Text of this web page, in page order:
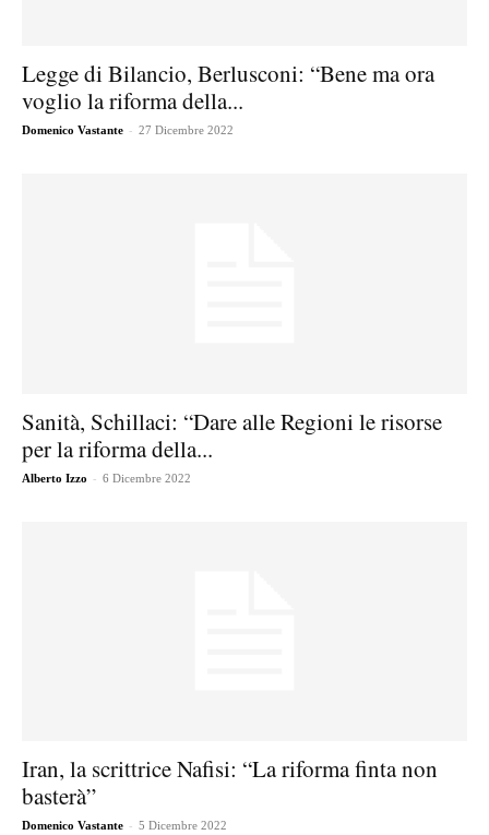
Legge di Bilancio, Berlusconi: “Bene ma ora
voglio la riforma della...
Domenico Vastante - 27 Dicembre 2022
Sanità, Schillaci: “Dare alle Regioni le risorse
per la riforma della...
Alberto Izzo - 6 Dicembre 2022
Iran, la scrittrice Nafisi: “La riforma finta non
basterà”
Domenico Vastante - 5 Dicembre 2022